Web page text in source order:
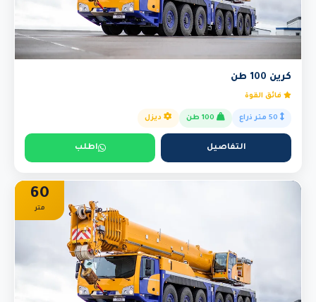
كرين 100 طن
فائق القوة
ديزل
التفاصيل اطلب
60
متر